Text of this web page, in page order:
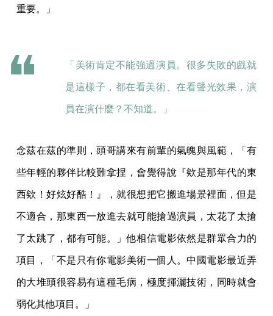
重要。」
「美術肯定不能強過演員。很多失敗的戲就
是這樣子，都在看美術、在看聲光效果，演
員在演什麼？不知道。」
念茲在茲的準則，頭哥講來有前輩的氣魄與風範，「有
些年輕的夥伴比較難拿捏，會覺得說『欸是那年代的東
西欸！好炫好酷！』，就很想把它搬進場景裡面，但是
不適合，那東西一放進去就可能搶過演員，太花了太搶
了太跳了，都有可能。」他相信電影依然是群眾合力的
項目，「不是只有你電影美術一個人。中國電影最近弄
的大堆頭很容易有這種毛病，極度揮灑技術，同時就會
弱化其他項目。」